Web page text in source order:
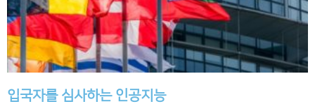
입국자를 심사하는 인공지능